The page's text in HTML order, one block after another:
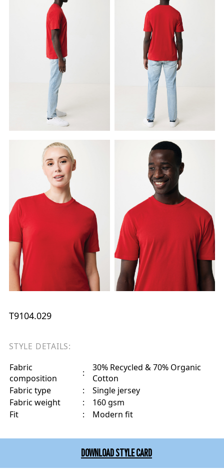
T9104.029
STYLE DETAILS:
Fabric
composition
:
30% Recycled & 70% Organic
Cotton
Fabric type
:
Single jersey
Fabric weight
:
160 gsm
Fit
: Modern fit
DOWNLOAD STYLE CARD